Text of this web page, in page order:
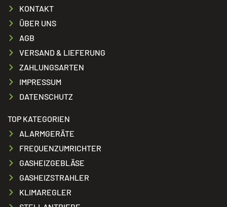
KONTAKT
ÜBER UNS
AGB
VERSAND & LIEFERUNG
ZAHLUNGSARTEN
IMPRESSUM
DATENSCHUTZ
TOP KATEGORIEN
ALARMGERÄTE
FREQUENZUMRICHTER
GASHEIZGEBLÄSE
GASHEIZSTRAHLER
KLIMAREGLER